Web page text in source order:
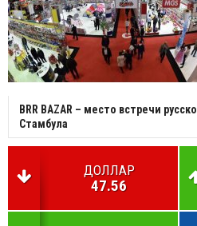
BRR BAZAR – место встречи
Стамбула
ДОЛЛАР
47.56